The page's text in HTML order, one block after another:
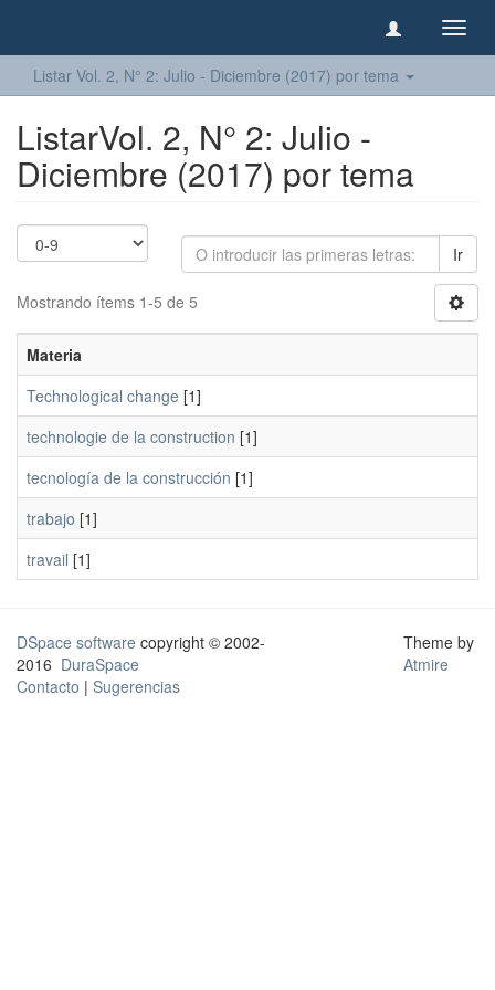
Listar Vol. 2, N° 2: Julio - Diciembre (2017) por tema
ListarVol. 2, N° 2: Julio -
Diciembre (2017) por tema
Ir
Mostrando ítems 1-5 de 5
Materia
Technological change [1]
technologie de la construction [1]
tecnología de la construcción [1]
trabajo [1]
travail [1]
DSpace software copyright © 2002-
2016 DuraSpace
Contacto | Sugerencias
Theme by
Atmire